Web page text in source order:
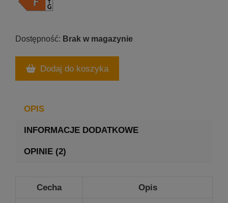
Brak w magazynie
Dodaj do koszyka
OPIS
INFORMACJE DODATKOWE
OPINIE (2)
Cecha Opis